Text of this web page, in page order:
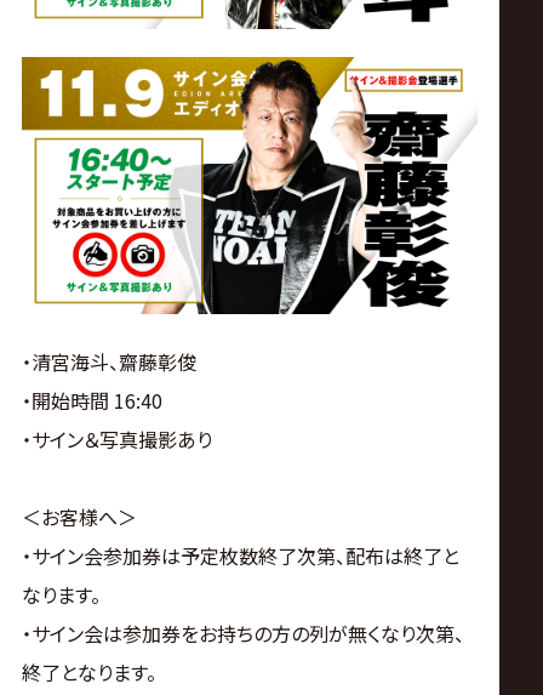
・清宮海斗、齋藤彰俊
・開始時間 16:40
・サイン＆写真撮影あり
＜お客様へ＞
・サイン会参加券は予定枚数終了次第、配布は終了と
なります。
・サイン会は参加券をお持ちの方の列が無くなり次第、
終了となります。